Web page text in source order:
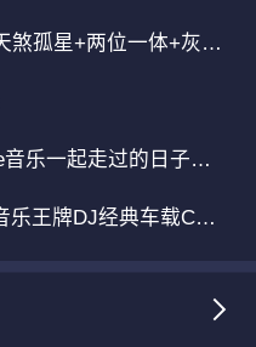
[粤A广州DJ JunMix] - 无忌+天煞孤星+两位一体+灰色+倾心+Amani+顺流逆流+夕阳之歌+忘情冷雨夜+你瞒我瞒
[串烧61Min]全粤语ProgHouse音乐一起走过的日子串烧
《 谢霆锋专辑 》粤语House音乐王牌DJ经典车载CD专属串烧